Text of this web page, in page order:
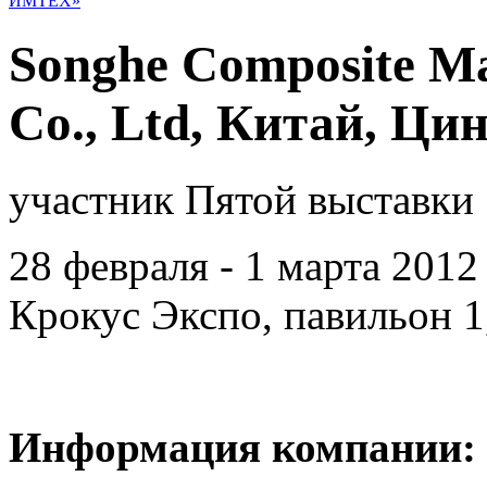
Songhe Composite
Co., Ltd, Китай,
участник Пятой
28 февраля - 1 марта
Крокус Экспо, павильон
Информация компании: